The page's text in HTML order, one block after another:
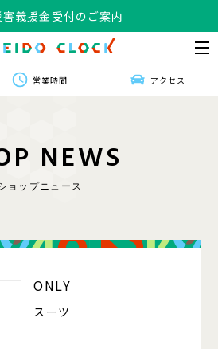
害義援金受付のご案内
営業時間 アクセス
P NEWS
ョップニュース
ONLY
スーツ